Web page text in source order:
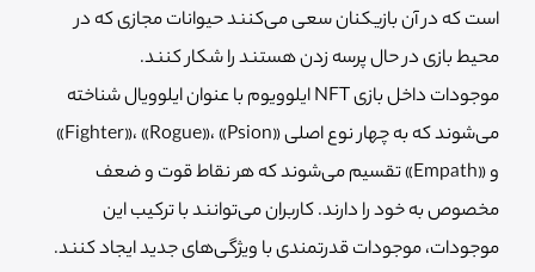
است که در آن بازیکنان سعی می‌کنند حیوانات مجازی که در
محیط بازی در حال پرسه زدن هستند را شکار کنند.
موجودات داخل بازی NFT ایلوویوم با عنوان ایلوویال شناخته
می‌شوند که به چهار نوع اصلی «Fighter»، «Rogue»، «Psion»
و «Empath» تقسیم می‌شوند که هر نقاط قوت و ضعف
مخصوص به خود را دارند. کاربران می‌توانند با ترکیب این
موجودات، موجودات قدرتمندی با ویژگی‌های جدید ایجاد کنند.